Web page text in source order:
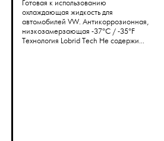
Готовая к использованию
охлаждающая жидкость для
автомобилей VW. Антикоррозионная,
низкозамерзающая -37°C / -35°F
Технология Lobrid Tech Не содержи...